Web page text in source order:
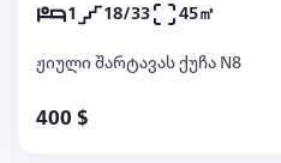
1 18/33 45㎡
ჟიული შარტავას ქუჩა N8
400 $